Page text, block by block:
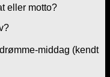
eller motto?
middag (kendt